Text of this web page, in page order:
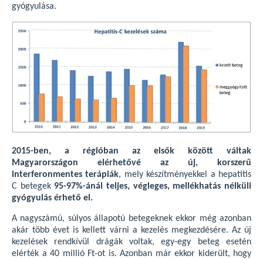
gyógyulása.
2015-ben, a régióban az elsők között váltak
Magyarországon elérhetővé az új, korszerű
interferonmentes terápiák, mely készítményekkel a hepatitis
C betegek 95-97%-ánál teljes, végleges, mellékhatás nélküli
gyógyulás érhető el.
A nagyszámú, súlyos állapotú betegeknek ekkor még azonban
akár több évet is kellett várni a kezelés megkezdésére. Az új
kezelések rendkívül drágák voltak, egy-egy beteg esetén
elérték a 40 millió Ft-ot is. Azonban már ekkor kiderült, hogy